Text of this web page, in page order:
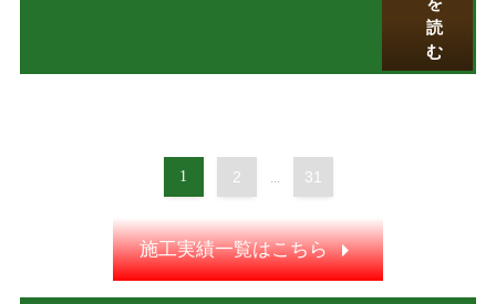
読
む
1 2 31
施工実績一覧はこちら